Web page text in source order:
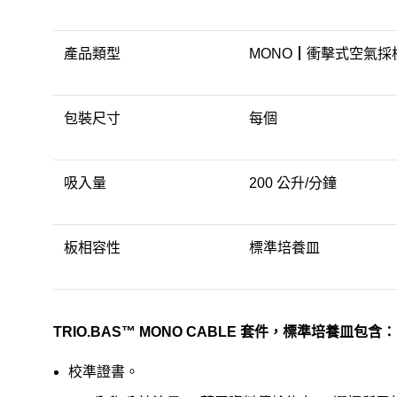
產品類型 MONO┃衝擊式空氣採
包裝尺寸 每個
吸入量 200 公升/分鐘
板相容性 標準培養皿
TRIO.BAS™ MONO CABLE 套件，標準培養皿包含：
校準證書。